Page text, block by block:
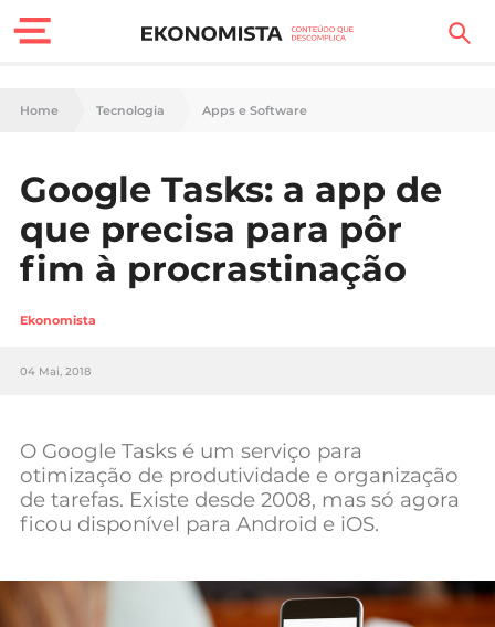
Finanças Pessoais
Carreira
Casa
Lifestyle
Sociedade
Negócios
Mundial 2026
Home Tecnologia Apps e Software
Google Tasks: a app de
que precisa para pôr
fim à procrastinação
Ekonomista
04 Mai, 2018
O Google Tasks é um serviço para
otimização de produtividade e organização
de tarefas. Existe desde 2008, mas só agora
ficou disponível para Android e iOS.